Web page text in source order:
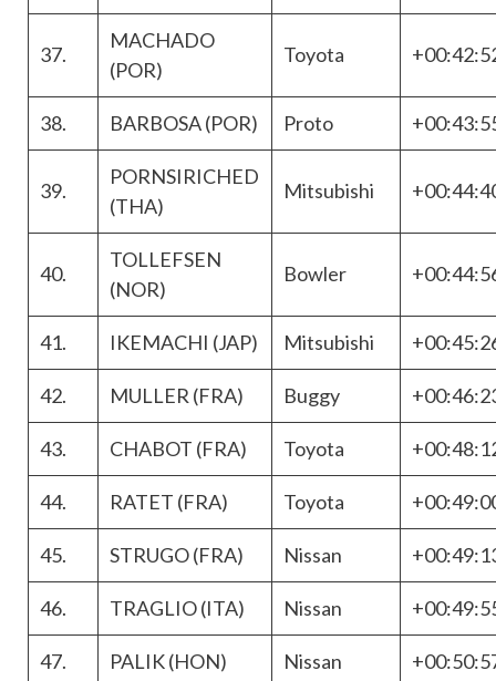
37.
MACHADO
(POR)
Toyota
38. BARBOSA (POR) Proto
39.
PORNSIRICHED
(THA)
Mitsubishi
40.
TOLLEFSEN
(NOR)
Bowler
41. IKEMACHI (JAP) Mitsubishi
42. MULLER (FRA) Buggy
43. CHABOT (FRA) Toyota
44. RATET (FRA) Toyota
45. STRUGO (FRA) Nissan
46. TRAGLIO (ITA) Nissan
47. PALIK (HON) Nissan